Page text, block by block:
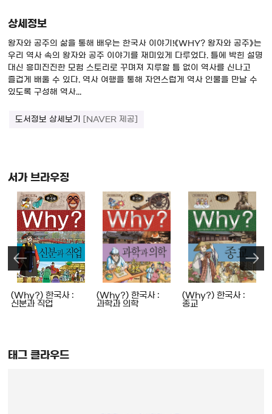
상세정보
왕자와 공주의 삶을 통해 배우는 한국사 이야기!《WHY? 왕자와 공주》는
우리 역사 속의 왕자와 공주 이야기를 재미있게 다루었다. 틀에 박힌 설명
대신 흥미진진한 모험 스토리로 꾸며져 지루할 틈 없이 역사를 신나고
즐겁게 배울 수 있다. 역사 여행을 통해 자연스럽게 역사 인물을 만날 수
있도록 구성해 역사...
도서정보 상세보기 [NAVER 제공]
서가 브라우징
(Why?) 한국사 :
신분과 직업
(Why?) 한국사 :
과학과 의학
(Why?) 한국사 :
종교
태그 클라우드